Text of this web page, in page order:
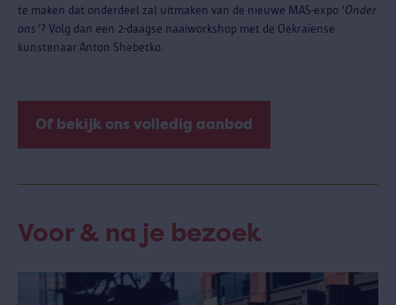
te maken dat onderdeel zal uitmaken van de nieuwe MAS-expo 'Onder
ons'? Volg dan een 2-daagse naaiworkshop met de Oekraïense
kunstenaar Anton Shebetko.
Of bekijk ons volledig aanbod
Voor & na je bezoek